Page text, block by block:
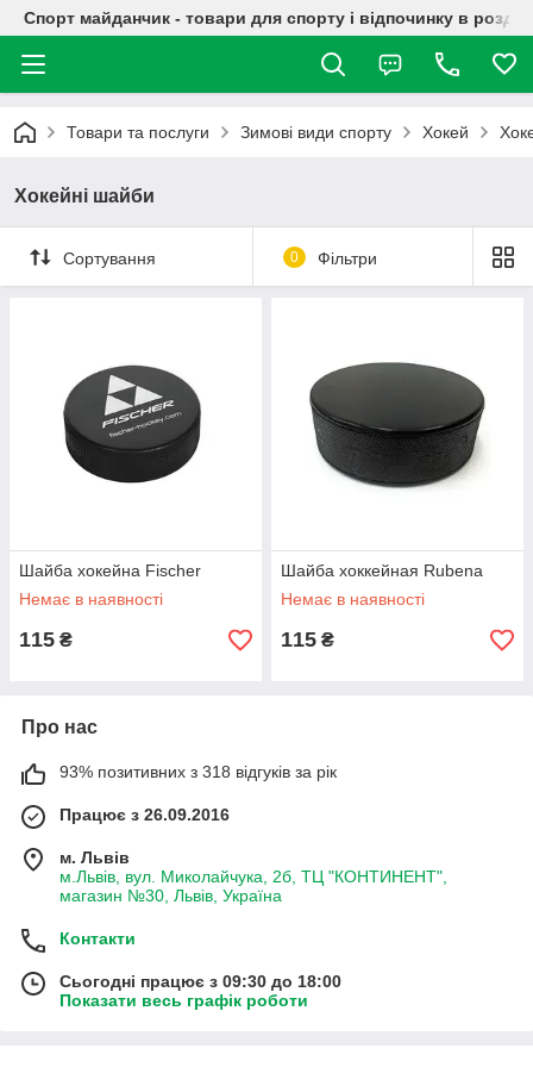
Спорт майданчик - товари для спорту і відпочинку в
Товари та послуги Зимові види спорту Хокей
Хокейні шайби
Сортування 0 Фільтри
Шайба хокейна Fischer
Немає в наявності
115 ₴
Шайба хоккейная Rubena
Немає в наявності
115 ₴
Про нас
93% позитивних з 318 відгуків за рік
Працює з 26.09.2016
м. Львів
м.Львів, вул. Миколайчука, 2б, ТЦ "КОНТИНЕНТ",
магазин №30, Львів, Україна
Контакти
Сьогодні працює з 09:30 до 18:00
Показати весь графік роботи